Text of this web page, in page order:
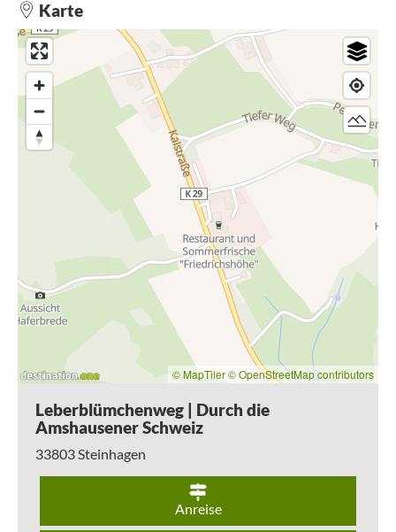
wärmeliebenden Pflanzen finden in dem nährstoffreichen
Eichen-Hainbuchen-Niederwald so ideale
Lebensbedingungen vor, dass sie für etwa 3 Wochen den
kargen Waldboden mit Ihren hellblauen bis tiefvioletten
Blütensternen erleuchten. Die einzelne Pflanze blüht sogar
nur eine Woche. Aber auch außerhalb dieser kurzen
Blütezeit ist der Leberblümchenweg aufgrund seines
abwechslungsreichen Wegeverlaufs eine Attraktion. An
einem herrlichen Aussichtspunkt unterhalb des
Jakobsberges ermöglicht eine Familienliege eine
entspannte Pause mit einem wunderbaren Fernblick in
Richtung der Münsterländer Ebene.
Steinhagener Wanderpasssowie den
"Leberblümchenweg"erhalten Sie kostenlos in der
Gaststätte Friedrichshöhe
sowie im Rathaus.
Karte
© MapTiler© OpenStreetMap contributors
Leberblümchenweg | Durch die
Amshausener Schweiz
33803Steinhagen
Anreise